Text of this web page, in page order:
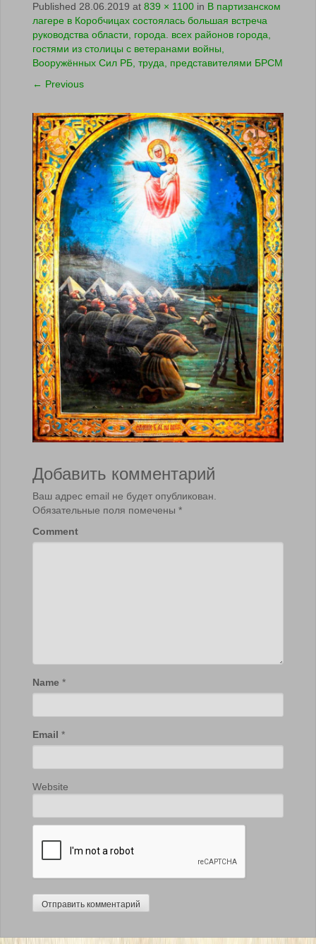
Published 28.06.2019 at 839 × 1100 in В партизанском
лагере в Коробчицах состоялась большая встреча
руководства области, города. всех районов города,
гостями из столицы с ветеранами войны,
Вооружённых Сил РБ, труда, представителями БРСМ
← Previous
Добавить комментарий
Ваш адрес email не будет опубликован.
Обязательные поля помечены *
Comment
Name *
Email *
Website